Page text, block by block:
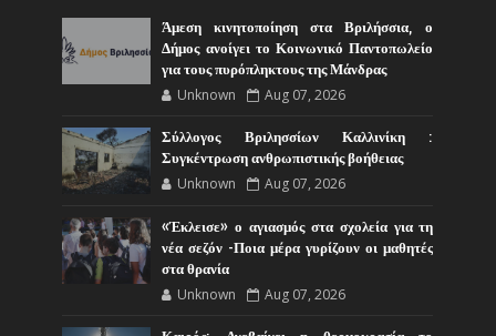
Άμεση κινητοποίηση στα Βριλήσσια, ο
Δήμος ανοίγει το Κοινωνικό Παντοπωλείο
για τους πυρόπληκτους της Μάνδρας
Unknown Aug 07, 2026
Σύλλογος Βριλησσίων Καλλινίκη :
Συγκέντρωση ανθρωπιστικής βοήθειας
Unknown Aug 07, 2026
«Έκλεισε» ο αγιασμός στα σχολεία για τη
νέα σεζόν -Ποια μέρα γυρίζουν οι μαθητές
στα θρανία
Unknown Aug 07, 2026